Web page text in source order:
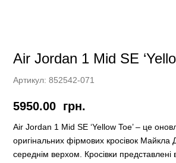
Air Jordan 1 Mid SE
Артикул:852542-071
5950.00 грн.
Air Jordan 1 Mid SE ‘Yellow Toe’ – це
оригінальних фірмових кросівок Майкла
середнім верхом. Кросівки представлені